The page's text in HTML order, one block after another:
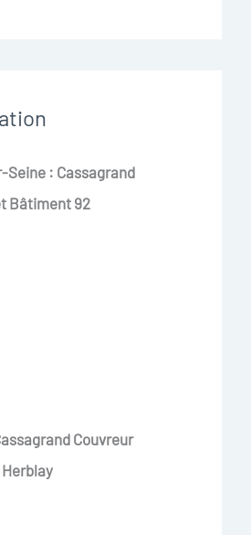
Seine : Cassagrand
Bâtiment 92
Couvreur